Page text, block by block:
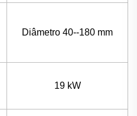
Diâmetro 40--180 mm
19 kW